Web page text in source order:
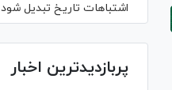
اشتباهات تاریخ تبدیل شود
پربازدیدترین اخبار